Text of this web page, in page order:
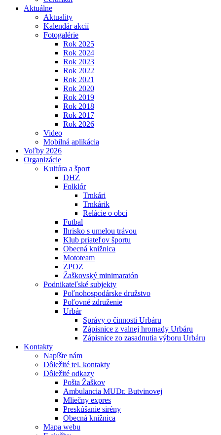
Aktuálne
Aktuality
Kalendár akcií
Fotogalérie
Rok 2025
Rok 2024
Rok 2023
Rok 2022
Rok 2021
Rok 2020
Rok 2019
Rok 2018
Rok 2017
Rok 2026
Video
Mobilná aplikácia
Voľby 2026
Organizácie
Kultúra a šport
DHZ
Folklór
Trnkári
Trnkárik
Relácie o obci
Futbal
Ihrisko s umelou trávou
Klub priateľov športu
Obecná knižnica
Mototeam
ZPOZ
Žaškovský minimaratón
Podnikateľské subjekty
Poľnohospodárske družstvo
Poľovné združenie
Urbár
Správy o činnosti Urbáru
Zápisnice z valnej hromady Urbáru
Zápisnice zo zasadnutia výboru Urbáru
Kontakty
Napíšte nám
Dôležité tel. kontakty
Dôležité odkazy
Pošta Žaškov
Ambulancia MUDr. Butvinovej
Mliečny expres
Preskúšanie sirény
Obecná knižnica
Mapa webu